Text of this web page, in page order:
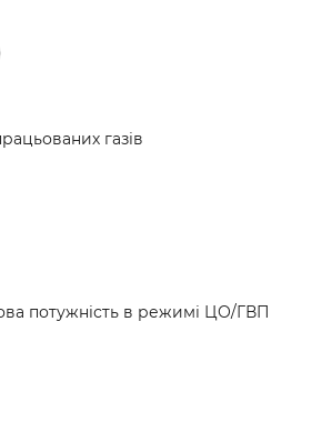
газів
потужність в режимі ЦО/ГВП